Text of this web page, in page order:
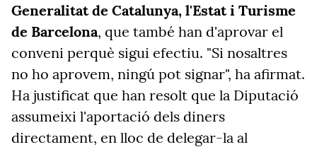
Generalitat de Catalunya, l'Estat i Turisme
de Barcelona, que també han d'aprovar el
conveni perquè sigui efectiu. "Si nosaltres
no ho aprovem, ningú pot signar", ha afirmat.
Ha justificat que han resolt que la Diputació
assumeixi l'aportació dels diners
directament, en lloc de delegar-la al